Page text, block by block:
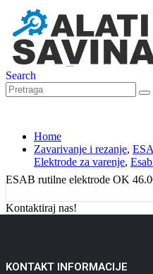
Search
Home
Zavarivanje i rezanje,
Elektrode za varenje,
ESAB rutilne elektrode OK
Kontaktiraj nas!
KONTAKT INFORMACIJE